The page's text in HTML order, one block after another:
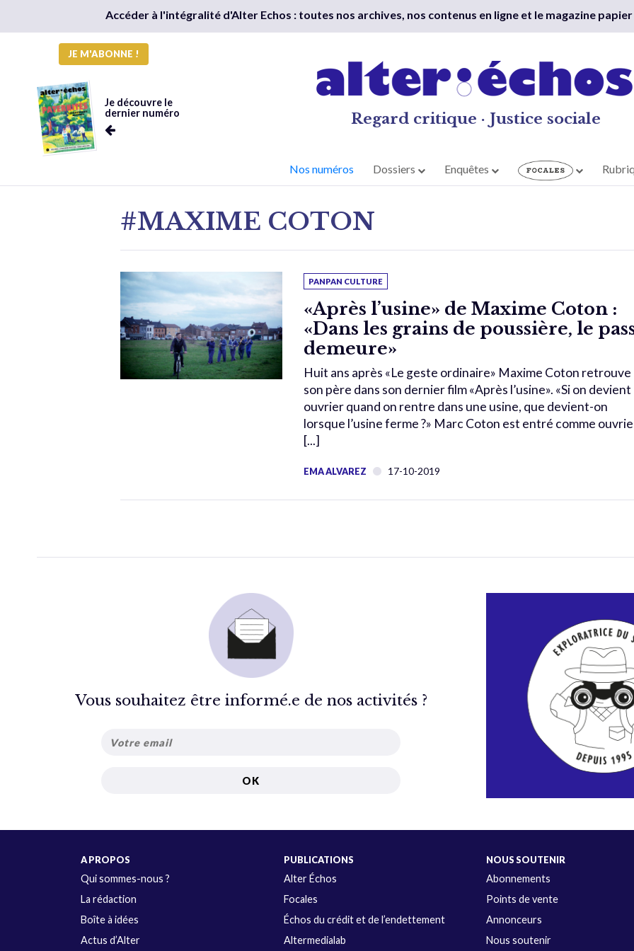
Accéder à l'intégralité d'Alter Echos : toutes nos archives, nos contenus en ligne et le magazine
JE M'ABONNE !
Je découvre le
dernier numéro
Regard critique · Justice sociale
Nos numéros Dossiers Enquêtes
#MAXIME COTON
PANPAN CULTURE
«Après l’usine» de Maxime Coton :
«Dans les grains de poussière, le
demeure»
Huit ans après «Le geste ordinaire» Maxime Coton retrouve
son père dans son dernier film «Après l’usine». «Si on devient
ouvrier quand on rentre dans une usine, que devient-on
lorsque l’usine ferme ?» Marc Coton est entré comme
[...]
EMA ALVAREZ 17-10-2019
Vous souhaitez être informé.e de nos activités ?
A PROPOS
Qui sommes-nous ?
La rédaction
Boîte à idées
Actus d’Alter
PUBLICATIONS
Alter Échos
Focales
Échos du crédit et de l’endettement
Altermedialab
NOUS SOUTENIR
Abonnements
Points de vente
Annonceurs
Nous soutenir